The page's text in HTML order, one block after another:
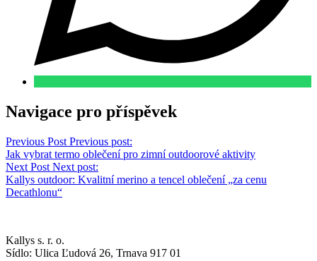
Navigace pro příspěvek
Previous Post Previous post:
Jak vybrat termo oblečení pro zimní outdoorové aktivity
Next Post Next post:
Kallys outdoor: Kvalitní merino a tencel oblečení „za cenu
Decathlonu“
Kallys s. r. o.
Sídlo: Ulica Ľudová 26, Trnava 917 01